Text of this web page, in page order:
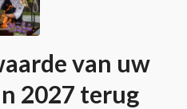
van uw
2027 terug